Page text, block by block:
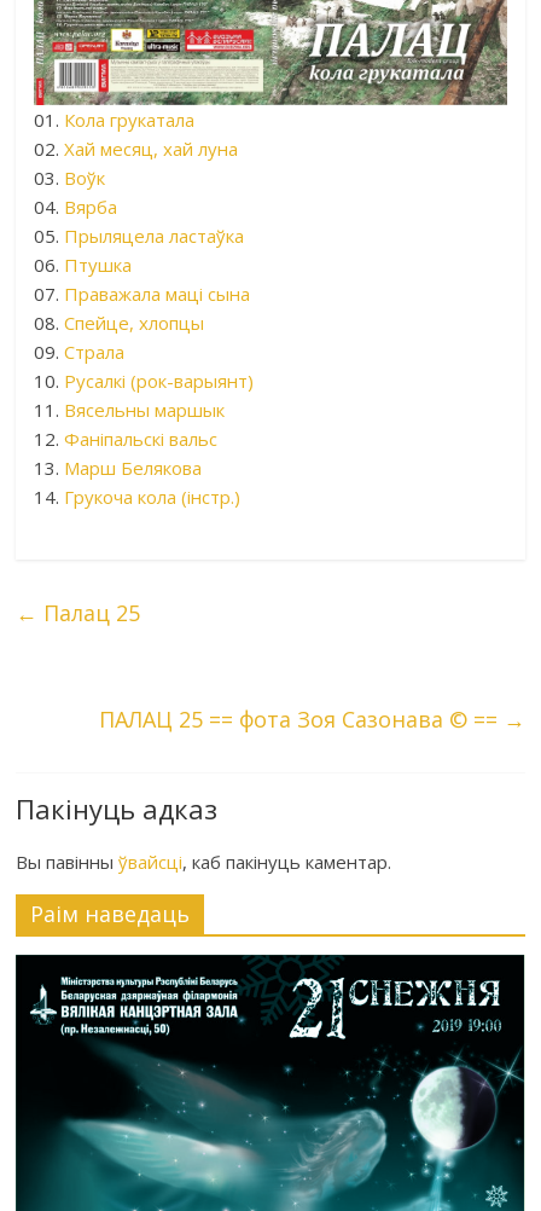
01. Кола грукатала
02.Хай месяц, хай луна
03. Воўк
04. Вярба
05. Прыляцела ластаўка
06. Птушка
07. Праважала маці сына
08.Спейце, хлопцы
09.Страла
10. Русалкі (рок-варыянт)
11. Вясельны маршык
12.Фаніпальскі вальс
13. Марш Белякова
14. Грукоча кола (інстр.)
← Палац 25
ПАЛАЦ 25 == фота Зоя Сазонава © == →
Пакінуць адказ
Вы павінныўвайсці, каб пакінуць каментар.
Раiм наведаць